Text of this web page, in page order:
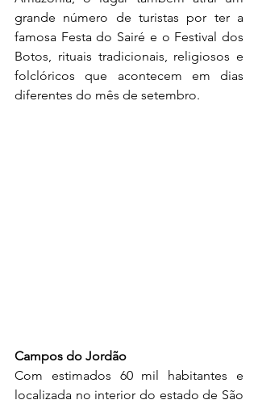
grande número de turistas por ter a
famosa Festa do Sairé e o Festival dos
Botos, rituais tradicionais, religiosos e
folclóricos que acontecem em dias
diferentes do mês de setembro.
Campos do Jordão
Com estimados 60 mil habitantes e
localizada no interior do estado de São